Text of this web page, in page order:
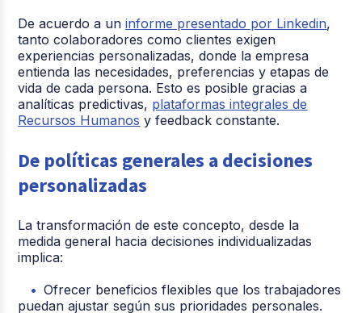
De acuerdo a uninforme presentado por Linkedin,
tanto colaboradores como clientes exigen
experiencias personalizadas, donde la empresa
entienda las necesidades, preferencias y etapas de
vida de cada persona. Esto es posible gracias a
analíticas predictivas, plataformas integrales de
Recursos Humanos y feedback constante.
De políticas generales a decisiones
personalizadas
La transformación de este concepto, desde la
medida general hacia decisiones individualizadas
implica:
Ofrecer beneficios flexibles que los trabajadores
puedan ajustar según sus prioridades personales.